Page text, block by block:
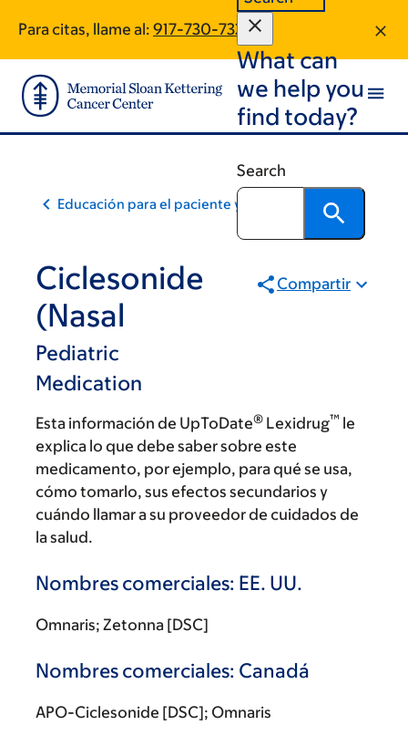
main
content
footer
Para citas, llame al: 917-730-7326
What can
we help you
find today?
Search
Educación para el paciente y la comunidad
Ciclesonide
(Nasal
Pediatric
Medication
Compartir
Esta información de UpToDate® Lexidrug™ le
explica lo que debe saber sobre este
medicamento, por ejemplo, para qué se usa,
cómo tomarlo, sus efectos secundarios y
cuándo llamar a su proveedor de cuidados de
la salud.
Nombres comerciales: EE. UU.
Omnaris; Zetonna [DSC]
Nombres comerciales: Canadá
APO-Ciclesonide [DSC]; Omnaris